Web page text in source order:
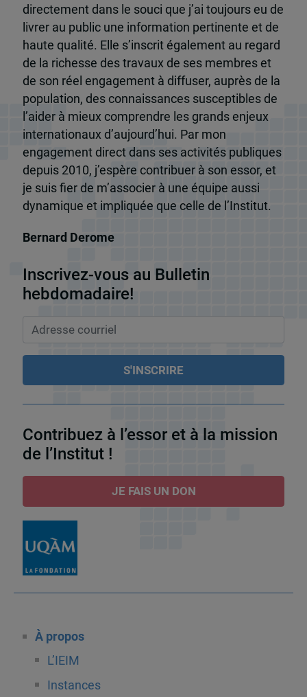
directement dans le souci que j’ai toujours eu de
livrer au public une information pertinente et de
haute qualité. Elle s’inscrit également au regard
de la richesse des travaux de ses membres et
de son réel engagement à diffuser, auprès de la
population, des connaissances susceptibles de
l’aider à mieux comprendre les grands enjeux
internationaux d’aujourd’hui. Par mon
engagement direct dans ses activités publiques
depuis 2010, j’espère contribuer à son essor, et
je suis fier de m’associer à une équipe aussi
dynamique et impliquée que celle de l’Institut.
Bernard Derome
Inscrivez-vous au Bulletin
hebdomadaire!
Contribuez à l’essor et à la mission
de l’Institut !
JE FAIS UN DON
À propos
L’IEIM
Instances